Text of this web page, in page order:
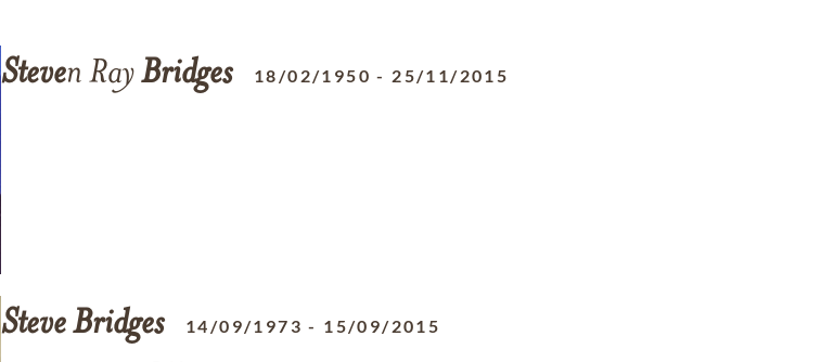
Steven RayBridges 18/02/1950 - 25/11/2015
SteveBridges 14/09/1973 - 15/09/2015